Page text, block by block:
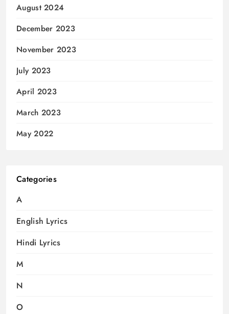
August 2024
December 2023
November 2023
July 2023
April 2023
March 2023
May 2022
Categories
A
English Lyrics
Hindi Lyrics
M
N
O